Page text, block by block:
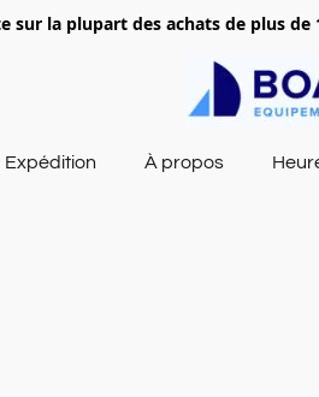
sur la plupart des achats de plus
Expédition À propos